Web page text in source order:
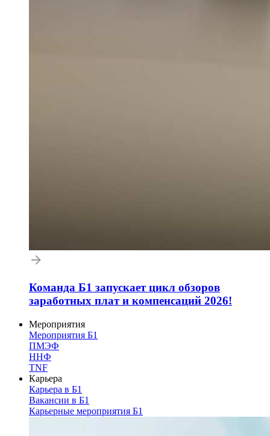
Команда Б1 запускает цикл обзоров
заработных плат и компенсаций 2026!
Мероприятия
Мероприятия Б1
ПМЭФ
ННФ
TNF
Карьера
Карьера в Б1
Вакансии в Б1
Карьерные мероприятия Б1